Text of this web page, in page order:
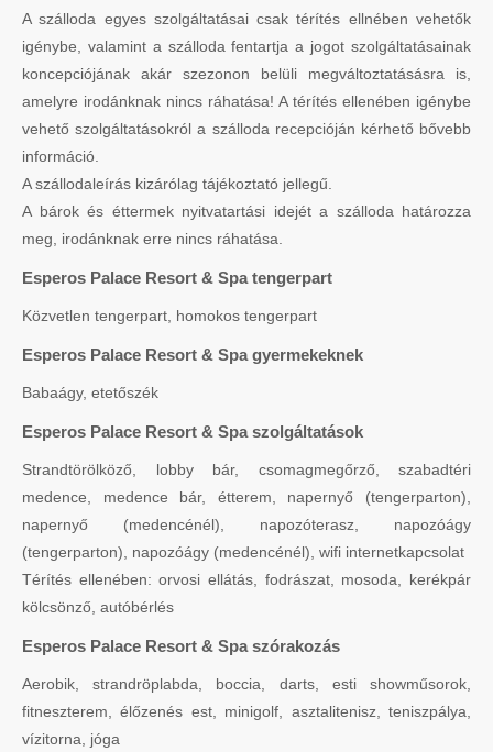
A szálloda egyes szolgáltatásai csak térítés ellnében vehetők
igénybe, valamint a szálloda fentartja a jogot szolgáltatásainak
koncepciójának akár szezonon belüli megváltoztatásásra is,
amelyre irodánknak nincs ráhatása! A térítés ellenében igénybe
vehető szolgáltatásokról a szálloda recepcióján kérhető bővebb
információ.
A szállodaleírás kizárólag tájékoztató jellegű.
A bárok és éttermek nyitvatartási idejét a szálloda határozza
meg, irodánknak erre nincs ráhatása.
Esperos Palace Resort & Spa tengerpart
Közvetlen tengerpart, homokos tengerpart
Esperos Palace Resort & Spa gyermekeknek
Babaágy, etetőszék
Esperos Palace Resort & Spa szolgáltatások
Strandtörölköző, lobby bár, csomagmegőrző, szabadtéri
medence, medence bár, étterem, napernyő (tengerparton),
napernyő (medencénél), napozóterasz, napozóágy
(tengerparton), napozóágy (medencénél), wifi internetkapcsolat
Térítés ellenében: orvosi ellátás, fodrászat, mosoda, kerékpár
kölcsönző, autóbérlés
Esperos Palace Resort & Spa szórakozás
Aerobik, strandröplabda, boccia, darts, esti showműsorok,
fitneszterem, élőzenés est, minigolf, asztalitenisz, teniszpálya,
vízitorna, jóga